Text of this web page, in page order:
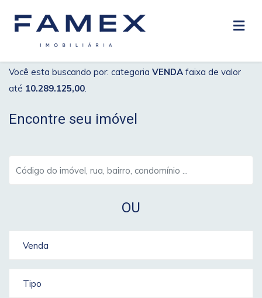
Você esta buscando por: categoria VENDA faixa de valor
até 10.289.125,00
Encontre seu imóvel
OU
Venda
Tipo